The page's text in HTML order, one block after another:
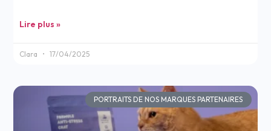
Lire plus »
Clara 17/04/2025
PORTRAITS DE NOS MARQUES PARTENAIRES